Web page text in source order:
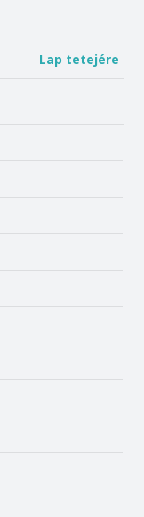
Lap tetejére